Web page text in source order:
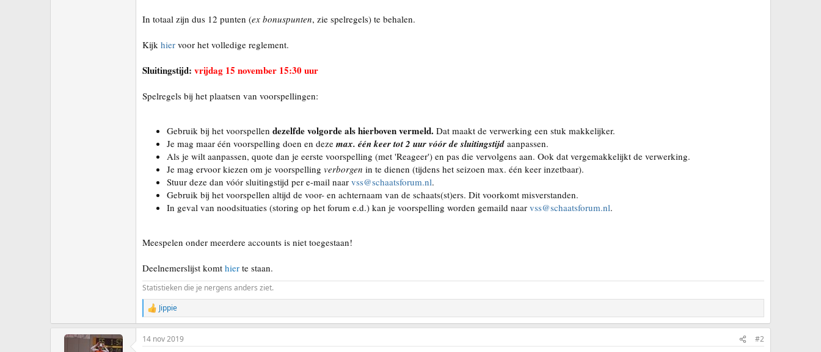
In totaal zijn dus 12 punten (ex bonuspunten, zie spelregels) te behalen.
Kijk hier voor het volledige reglement.
Sluitingstijd: vrijdag 15 november 15:30 uur
Spelregels bij het plaatsen van voorspellingen:
Gebruik bij het voorspellen dezelfde volgorde als hierboven vermeld. Dat maakt de verwerking een stuk makkelijker.
Je mag maar één voorspelling doen en deze max. één keer tot 2 uur vóór de sluitingstijd aanpassen.
Als je wilt aanpassen, quote dan je eerste voorspelling (met 'Reageer') en pas die vervolgens aan. Ook dat vergemakkelijkt de verwerking.
Je mag ervoor kiezen om je voorspelling verborgen in te dienen (tijdens het seizoen max. één keer inzetbaar).
Stuur deze dan vóór sluitingstijd per e-mail naar vss@schaatsforum.nl.
Gebruik bij het voorspellen altijd de voor- en achternaam van de schaats(st)ers. Dit voorkomt misverstanden.
In geval van noodsituaties (storing op het forum e.d.) kan je voorspelling worden gemaild naar vss@schaatsforum.nl.
Meespelen onder meerdere accounts is niet toegestaan!
Deelnemerslijst komt hier te staan.
Statistieken die je nergens anders ziet.
R
e
a
c
Jippie
14 nov 2019 #2